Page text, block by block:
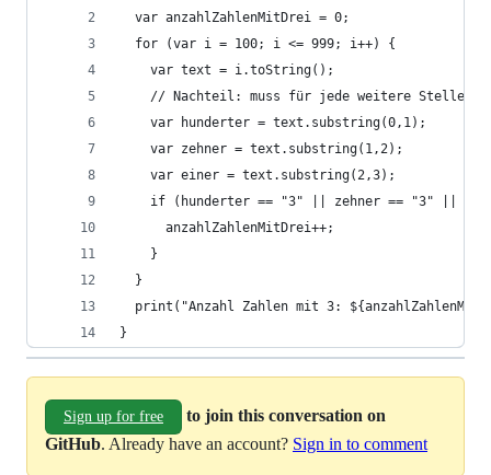
  var anzahlZahlenMitDrei = 0;
  for (var i = 100; i <= 999; i++) {
    var text = i.toString();
// Nachteil: muss für jede weitere Stelle
    var hunderter = text.substring(0,1);
    var zehner = text.substring(1,2);
    var einer = text.substring(2,3);
if (hunderter == "3" || zehner == "3" ||
      anzahlZahlenMitDrei++;
    }
  }
print("Anzahl Zahlen mit 3:
}
Sign up for free
to join this conversation on
GitHub. Already have an account? Sign in to comment